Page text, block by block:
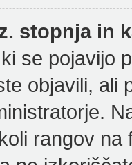
stopnja in
se pojavijo
objavili, ali
rangov